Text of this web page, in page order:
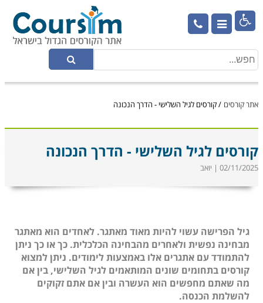

אתר קורסים /קורסים לגיל השלישי - הדרך הנכונה
קורסים לגיל השלישי - הדרך הנכונה
02/11/2025 | יואב
גיל הפרישה עשוי להיות מאוד מאתגר. לאחדים הוא מאתגר
מבחינה נפשית ולאחרים מהבחינה הכלכלית. כך או כך ניתן
להתמודד עם אתגרים אלו באמצעות לימודים. ניתן למצוא
קורסים בתחומים שונים המותאמים לגיל השלישי, בין אם
מה שאתם מחפשים הוא העשרה ובין אם אתם זקוקים
להשלמת הכנסה.